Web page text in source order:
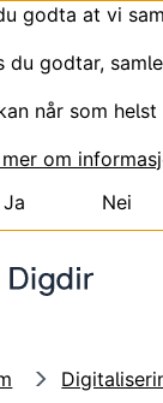
godta at vi
du godtar,
når som
mer om
Ja
Nei